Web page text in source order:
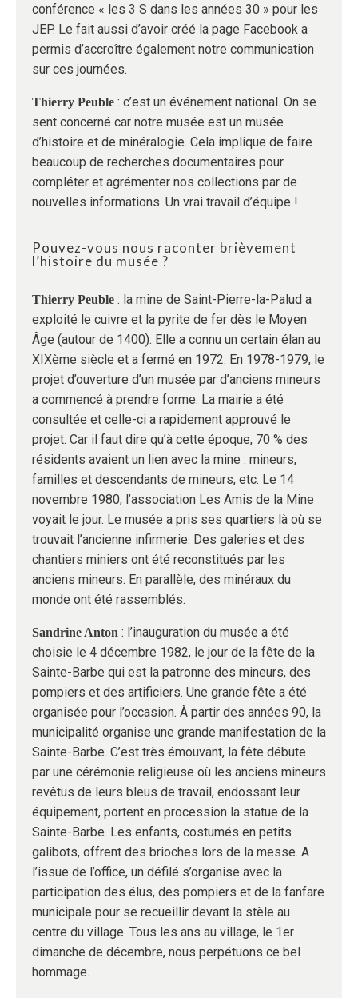
conférence « les 3 S dans les années 30 » pour les
JEP. Le fait aussi d’avoir créé la page Facebook a
permis d’accroître également notre communication
sur ces journées.
Thierry Peuble : c’est un événement national. On se
sent concerné car notre musée est un musée
d’histoire et de minéralogie. Cela implique de faire
beaucoup de recherches documentaires pour
compléter et agrémenter nos collections par de
nouvelles informations. Un vrai travail d’équipe !
Pouvez-vous nous raconter brièvement
l’histoire du musée ?
Thierry Peuble : la mine de Saint-Pierre-la-Palud a
exploité le cuivre et la pyrite de fer dès le Moyen
Âge (autour de 1400). Elle a connu un certain élan au
XIXème siècle et a fermé en 1972. En 1978-1979, le
projet d’ouverture d’un musée par d’anciens mineurs
a commencé à prendre forme. La mairie a été
consultée et celle-ci a rapidement approuvé le
projet. Car il faut dire qu’à cette époque, 70 % des
résidents avaient un lien avec la mine : mineurs,
familles et descendants de mineurs, etc. Le 14
novembre 1980, l’association Les Amis de la Mine
voyait le jour. Le musée a pris ses quartiers là où se
trouvait l’ancienne infirmerie. Des galeries et des
chantiers miniers ont été reconstitués par les
anciens mineurs. En parallèle, des minéraux du
monde ont été rassemblés.
Sandrine Anton : l’inauguration du musée a été
choisie le 4 décembre 1982, le jour de la fête de la
Sainte-Barbe qui est la patronne des mineurs, des
pompiers et des artificiers. Une grande fête a été
organisée pour l’occasion. À partir des années 90, la
municipalité organise une grande manifestation de la
Sainte-Barbe. C’est très émouvant, la fête débute
par une cérémonie religieuse où les anciens mineurs
revêtus de leurs bleus de travail, endossant leur
équipement, portent en procession la statue de la
Sainte-Barbe. Les enfants, costumés en petits
galibots, offrent des brioches lors de la messe. A
l’issue de l’office, un défilé s’organise avec la
participation des élus, des pompiers et de la fanfare
municipale pour se recueillir devant la stèle au
centre du village. Tous les ans au village, le 1er
dimanche de décembre, nous perpétuons ce bel
hommage.